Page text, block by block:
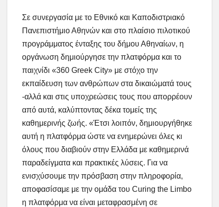
Σε συνεργασία με το Εθνικό και Καποδιστριακό
Πανεπιστήμιο Αθηνών και στο πλαίσιο πιλοτικού
προγράμματος ένταξης του δήμου Αθηναίων, η
οργάνωση δημιούργησε την πλατφόρμα και το
παιχνίδι «360 Greek City» με στόχο την
εκπαίδευση των ανθρώπων στα δικαιώματά τους
-αλλά και στις υποχρεώσεις τους που απορρέουν
από αυτά, καλύπτοντας δέκα τομείς της
καθημερινής ζωής. «Έτσι λοιπόν, δημιουργήθηκε
αυτή η πλατφόρμα ώστε να ενημερώνει όλες κι
όλους που διαβιούν στην Ελλάδα με καθημερινά
παραδείγματα και πρακτικές λύσεις. Για να
ενισχύσουμε την πρόσβαση στην πληροφορία,
αποφασίσαμε με την ομάδα του Curing the Limbo
η πλατφόρμα να είναι μεταφρασμένη σε